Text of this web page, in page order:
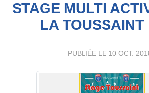
STAGE MULTI
LA TOUSSAINT
PUBLIÉE LE 10 OCT.